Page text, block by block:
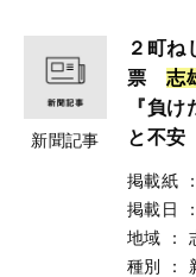
新聞記事
２町
票志
『負
と不安
掲載紙 ：
掲載日
：
地域
：
種別
：